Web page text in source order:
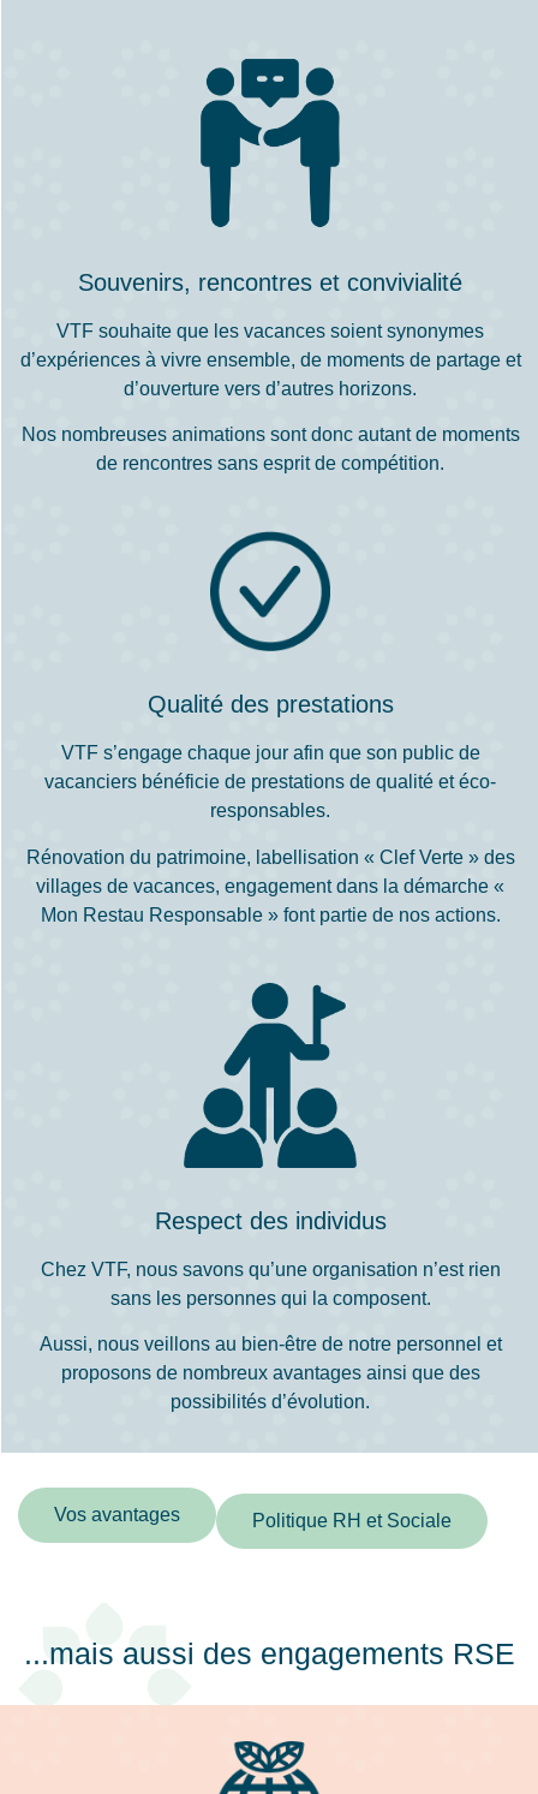
Souvenirs, rencontres et convivialité
VTF souhaite que les vacances soient synonymes
d’expériences à vivre ensemble, de moments de partage et
d’ouverture vers d’autres horizons.
Nos nombreuses animations sont donc autant de moments
de rencontres sans esprit de compétition.
Qualité des prestations
VTF s’engage chaque jour afin que son public de
vacanciers bénéficie de prestations de qualité et éco-
responsables.
Rénovation du patrimoine, labellisation « Clef Verte » des
villages de vacances, engagement dans la démarche «
Mon Restau Responsable » font partie de nos actions.
Respect des individus
Chez VTF, nous savons qu’une organisation n’est rien
sans les personnes qui la composent.
Aussi, nous veillons au bien-être de notre personnel et
proposons de nombreux avantages ainsi que des
possibilités d’évolution.
Vos avantages Politique RH et Sociale
...mais aussi des engagements RSE